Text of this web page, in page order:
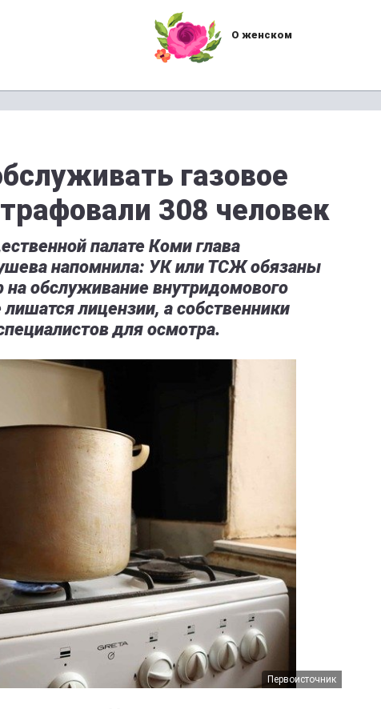
О женском
газовое
308 человек
палате Коми глава
напомнила: УК или ТСЖ обязаны
на обслуживание внутридомового
лицензии, а собственники
для осмотра.
Первоисточник